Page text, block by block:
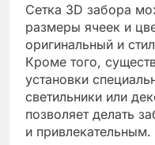
Сетка 3D забора
размеры ячеек и
оригинальный и
Кроме того,
установки
светильники или
позволяет делать
и привлекательным.